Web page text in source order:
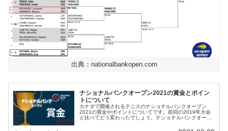
出典：nationalbankopen.com
ナショナルバンクオープン2021の賞金とポイン
トについて
カナダで開催されるテニスのナショナルバンクオープン
2021の賞金やポイントについてです。前回の2019年大会
と比べてどう変わったでしょう。ナショナルバンクオープ